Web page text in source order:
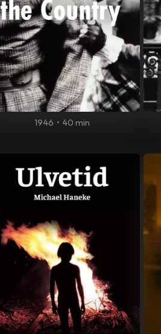
1946 • 40 min